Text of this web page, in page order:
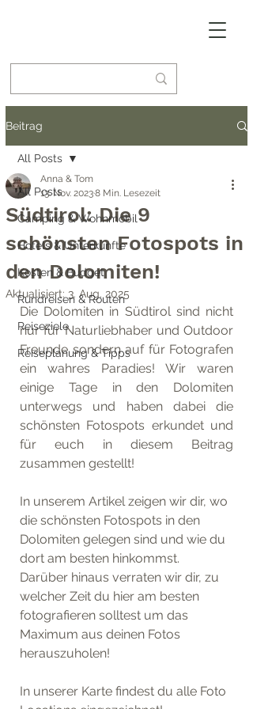
Beitrag
All Posts
Camping & Wohnmobil
Hotels & Unterkünfte
Kosten & Budget
Rundreisen & Routen
Reiseziele
Reiseplanung & Tipps
All Posts
Südtirol: Die 9
schönsten Fotospots in
den Dolomiten!
Anna & Tom
13. Nov. 20238 Min. Lesezeit
Aktualisiert: 3. Aug. 2025
Die Dolomiten in Südtirol sind nicht
nur für Naturliebhaber und Outdoor
Freunde sondern auf für Fotografen
ein wahres Paradies! Wir waren
einige Tage in den Dolomiten
unterwegs und haben dabei die
schönsten Fotospots erkundet und
für euch in diesem Beitrag
zusammen gestellt!
In unserem Artikel zeigen wir dir, wo
die schönsten Fotospots in den
Dolomiten gelegen sind und wie du
dort am besten hinkommst.
Darüber hinaus verraten wir dir, zu
welcher Zeit du hier am besten
fotografieren solltest um das
Maximum aus deinen Fotos
herauszuholen!
In unserer Karte findest du alle Foto